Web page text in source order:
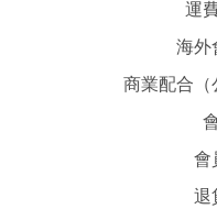
運
海外
商業配合（
會
退